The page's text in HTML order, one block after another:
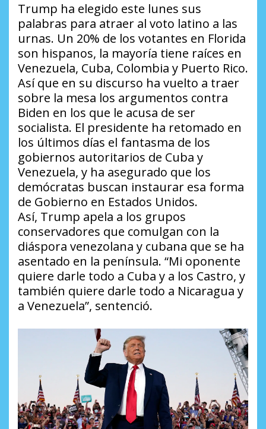
Trump ha elegido este lunes sus
palabras para atraer al voto latino a las
urnas. Un 20% de los votantes en Florida
son hispanos, la mayoría tiene raíces en
Venezuela, Cuba, Colombia y Puerto Rico.
Así que en su discurso ha vuelto a traer
sobre la mesa los argumentos contra
Biden en los que le acusa de ser
socialista. El presidente ha retomado en
los últimos días el fantasma de los
gobiernos autoritarios de Cuba y
Venezuela, y ha asegurado que los
demócratas buscan instaurar esa forma
de Gobierno en Estados Unidos.
Así, Trump apela a los grupos
conservadores que comulgan con la
diáspora venezolana y cubana que se ha
asentado en la península. “Mi oponente
quiere darle todo a Cuba y a los Castro, y
también quiere darle todo a Nicaragua y
a Venezuela”, sentenció.